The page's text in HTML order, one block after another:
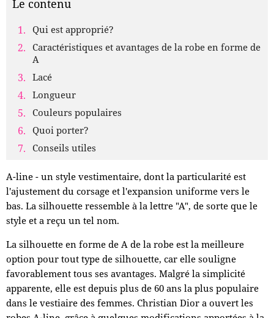
Le contenu
Qui est approprié?
Caractéristiques et avantages de la robe en forme de
A
Lacé
Longueur
Couleurs populaires
Quoi porter?
Conseils utiles
A-line - un style vestimentaire, dont la particularité est
l'ajustement du corsage et l'expansion uniforme vers le
bas. La silhouette ressemble à la lettre "A", de sorte que le
style et a reçu un tel nom.
La silhouette en forme de A de la robe est la meilleure
option pour tout type de silhouette, car elle souligne
favorablement tous ses avantages. Malgré la simplicité
apparente, elle est depuis plus de 60 ans la plus populaire
dans le vestiaire des femmes. Christian Dior a ouvert les